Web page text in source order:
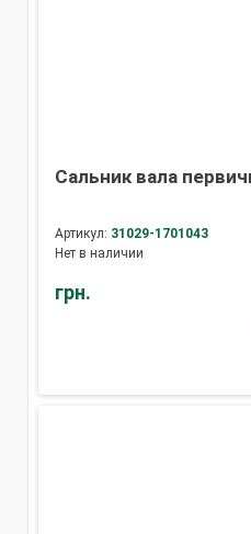
Сальник вала
Артикул: 31029-1701043
Нет в наличии
грн.